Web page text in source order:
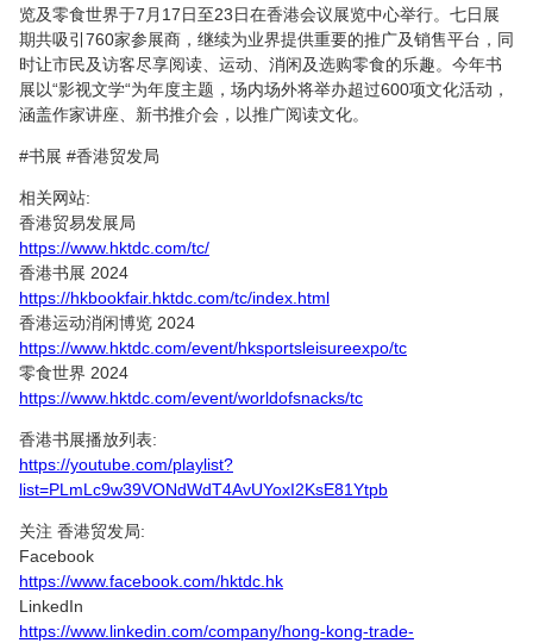
览及零食世界于7月17日至23日在香港会议展览中心举行。七日展
期共吸引760家参展商，继续为业界提供重要的推广及销售平台，同
时让市民及访客尽享阅读、运动、消闲及选购零食的乐趣。今年书
展以“影视文学“为年度主题，场内场外将举办超过600项文化活动，
涵盖作家讲座、新书推介会，以推广阅读文化。
#书展 #香港贸发局
相关网站:
香港贸易发展局
https://www.hktdc.com/tc/
香港书展 2024
https://hkbookfair.hktdc.com/tc/index.html
香港运动消闲博览 2024
https://www.hktdc.com/event/hksportsleisureexpo/tc
零食世界 2024
https://www.hktdc.com/event/worldofsnacks/tc
香港书展播放列表:
https://youtube.com/playlist?
list=PLmLc9w39VONdWdT4AvUYoxI2KsE81Ytpb
关注 香港贸发局:
Facebook
https://www.facebook.com/hktdc.hk
LinkedIn
https://www.linkedin.com/company/hong-kong-trade-